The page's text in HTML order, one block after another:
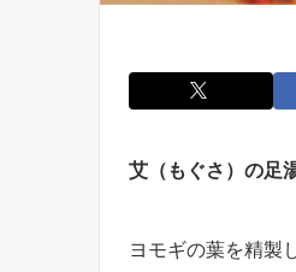
艾（もぐさ）の足
ヨモギの葉を精製